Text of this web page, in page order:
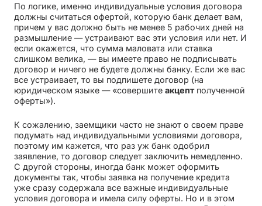
По логике, именно индивидуальные условия договора
должны считаться офертой, которую банк делает вам,
причем у вас должно быть не менее 5 рабочих дней на
размышление — устраивают вас эти условия или нет. И
если окажется, что сумма маловата или ставка
слишком велика, — вы имеете право не подписывать
договор и ничего не будете должны банку. Если же вас
все устраивает, то вы подпишете договор (на
юридическом языке — «совершитеакцептполученной
оферты»).
К сожалению, заемщики часто не знают о своем праве
подумать над индивидуальными условиями договора,
поэтому им кажется, что раз уж банк одобрил
заявление, то договор следует заключить немедленно.
С другой стороны, иногда банк может оформить
документы так, чтобы заявка на получение кредита
уже сразу содержала все важные индивидуальные
условия договора и имела силу оферты. Но и в этом